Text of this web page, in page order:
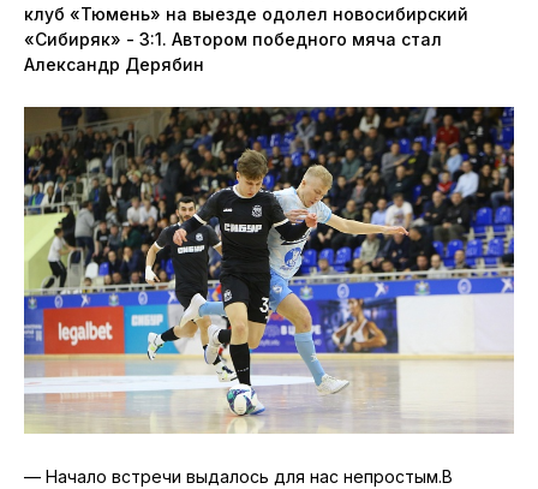
клуб «Тюмень» на выезде одолел новосибирский
«Сибиряк» - 3:1. Автором победного мяча стал
Александр Дерябин
— Начало встречи выдалось для нас непростым.В